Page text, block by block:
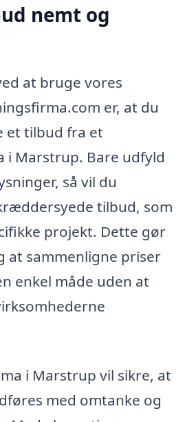
nemt og
at bruge vores
er, at du
et tilbud fra et
i Marstrup. Bare udfyld
så vil du
tilbud, som
projekt. Dette gør
at sammenligne priser
enkel måde uden at
i Marstrup vil sikre, at
med omtanke og